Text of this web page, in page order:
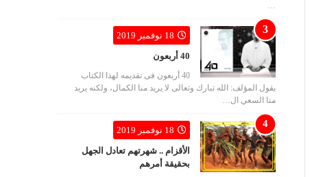
18 نوفمبر 2019
40 أربعون
40 أربعون فى تقديمه لهذا الكتاب
يقول المؤلف: الله تبارك وتعالى لا يريد منا الكمال، ولكنه يريد
منا السعي ال…
18 نوفمبر 2019
الأقزام .. شهرتهم تعادل الجهل
بحقيقة أمرهم